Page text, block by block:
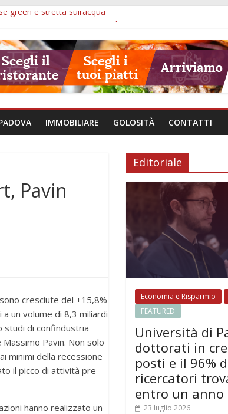
green e stretta sull’acqua
le comunicazioni sugli investimenti
nei casi di violenza di genere
parte dall’infiammazione intestinale
IMMOBILIARE GOLOSITÀ CONTATTI
Pavin
cresciute del +15,8%
un volume di 8,3 miliardi
studi di confindustria
Pavin. Non solo
minimi della recessione
il picco di attività pre-
hanno realizzato un
Editoriale
Economia e Risparmio
FEATURED
Università di
dottorati in
posti e il 96%
ricercatori
entro un anno
23 luglio 2026